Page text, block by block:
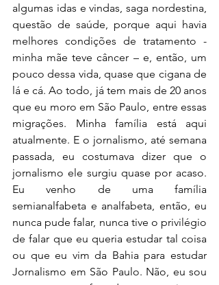
algumas idas e vindas, saga nordestina,
questão de saúde, porque aqui havia
melhores condições de tratamento -
minha mãe teve câncer – e, então, um
pouco dessa vida, quase que cigana de
lá e cá. Ao todo, já tem mais de 20 anos
que eu moro em São Paulo, entre essas
migrações. Minha família está aqui
atualmente. E o jornalismo, até semana
passada, eu costumava dizer que o
jornalismo ele surgiu quase por acaso.
Eu venho de uma família
semianalfabeta e analfabeta, então, eu
nunca pude falar, nunca tive o privilégio
de falar que eu queria estudar tal coisa
ou que eu vim da Bahia para estudar
Jornalismo em São Paulo. Não, eu sou